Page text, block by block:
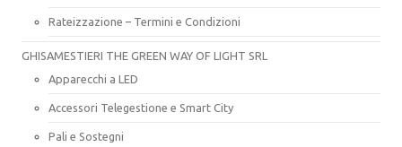
Rateizzazione – Termini e Condizioni
GHISAMESTIERI THE GREEN WAY OF LIGHT SRL
Apparecchi a LED
Accessori Telegestione e Smart City
Pali e Sostegni